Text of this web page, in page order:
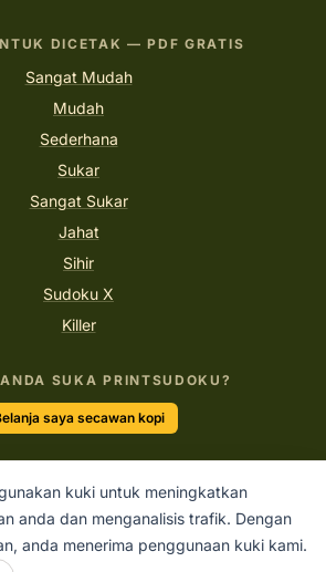
kuki untuk meningkatkan
anda dan menganalisis trafik. Dengan
anda menerima penggunaan kuki kami.
DICETAK — PDF GRATIS
Sangat Mudah
Mudah
Sederhana
Sukar
Sangat Sukar
Jahat
Sihir
Sudoku X
Killer
SUKA PRINTSUDOKU?
saya secawan kopi
untuk melakukan kerja yang hebat
mencintai apa yang anda lakukan.”
STEVE JOBS